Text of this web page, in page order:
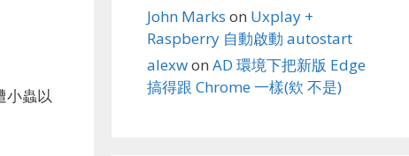
小蟲以
John Marks on Uxplay +
Raspberry 自動啟動 autostart
alexwon AD 環境下把新版 Edge
搞得跟 Chrome 一樣(欸 不是)